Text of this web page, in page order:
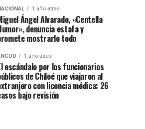
1 año atras
Ángel Alvarado, «Centella
denuncia estafa y
mostrarlo todo
1 año atras
escándalo por los funcionarios
de Chiloé que viajaron al
con licencia médica: 26
bajo revisión